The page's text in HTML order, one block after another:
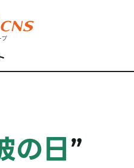
の日”